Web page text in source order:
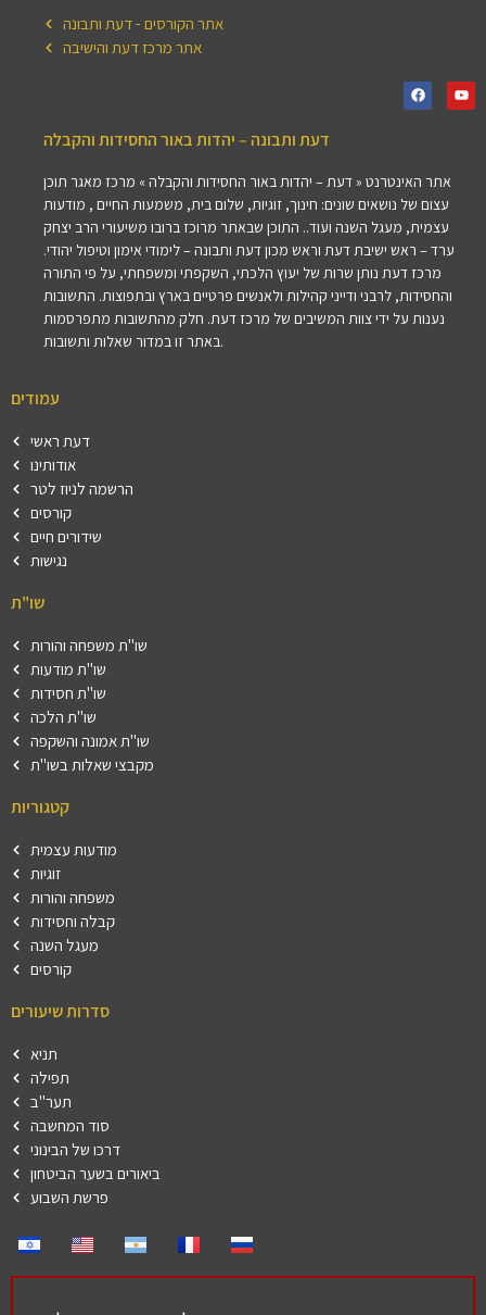
אתר הקורסים - דעת ותבונה
אתר מרכז דעת והישיבה
דעת ותבונה – יהדות באור החסידות והקבלה
אתר האינטרנט « דעת – יהדות באור החסידות והקבלה » מרכז מאגר תוכן
עצום של נושאים שונים: חינוך, זוגיות, שלום בית, משמעות החיים , מודעות
עצמית, מעגל השנה ועוד.. התוכן שבאתר מרוכז ברובו משיעורי הרב יצחק
ערד – ראש ישיבת דעת וראש מכון דעת ותבונה – לימודי אימון וטיפול יהודי.
מרכז דעת נותן שרות של יעוץ הלכתי, השקפתי ומשפחתי, על פי התורה
והחסידות, לרבני ודייני קהילות ולאנשים פרטיים בארץ ובתפוצות. התשובות
נענות על ידי צוות המשיבים של מרכז דעת. חלק מהתשובות מתפרסמות
באתר זו במדור שאלות ותשובות.
עמודים
דעת ראשי
אודותינו
הרשמה לניוז לטר
קורסים
שידורים חיים
נגישות
שו"ת
שו"ת משפחה והורות
שו"ת מודעות
שו"ת חסידות
שו"ת הלכה
שו"ת אמונה והשקפה
מקבצי שאלות בשו"ת
קטגוריות
מודעות עצמית
זוגיות
משפחה והורות
קבלה וחסידות
מעגל השנה
קורסים
סדרות שיעורים
תניא
תפילה
תער"ב
סוד המחשבה
דרכו של הבינוני
ביאורים בשער הביטחון
פרשת השבוע